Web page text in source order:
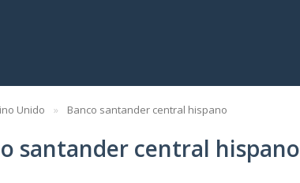
Unido Banco santander central hispano
santander central hispano